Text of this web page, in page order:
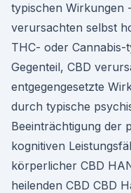
typischen Wirkungen
verursachten selbst
THC- oder
Gegenteil, CBD
entgegengesetzte
durch typische
Beeinträchtigung der
kognitiven
körperlicher CBD
heilenden CBD CBD